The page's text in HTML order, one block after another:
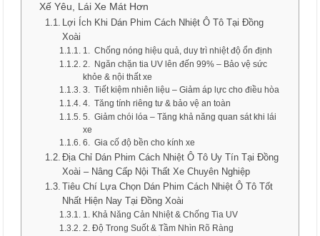
Xế Yêu, Lái Xe Mát Hơn
Lợi Ích Khi Dán Phim Cách Nhiệt Ô Tô Tại Đồng
Xoài
1. Chống nóng hiệu quả, duy trì nhiệt độ ổn định
2. Ngăn chặn tia UV lên đến 99% – Bảo vệ sức
khỏe & nội thất xe
3. Tiết kiệm nhiên liệu – Giảm áp lực cho điều hòa
4. Tăng tính riêng tư & bảo vệ an toàn
5. Giảm chói lóa – Tăng khả năng quan sát khi lái
xe
6. Gia cố độ bền cho kính xe
Địa Chỉ Dán Phim Cách Nhiệt Ô Tô Uy Tín Tại Đồng
Xoài – Nâng Cấp Nội Thất Xe Chuyên Nghiệp
Tiêu Chí Lựa Chọn Dán Phim Cách Nhiệt Ô Tô Tốt
Nhất Hiện Nay Tại Đồng Xoài
1. Khả Năng Cản Nhiệt & Chống Tia UV
2. Độ Trong Suốt & Tầm Nhìn Rõ Ràng